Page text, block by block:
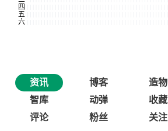
资讯 博客
造物
智库
动弹
收藏
评论
粉丝 关注